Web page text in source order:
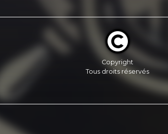
Copyright
Tous droits réservés